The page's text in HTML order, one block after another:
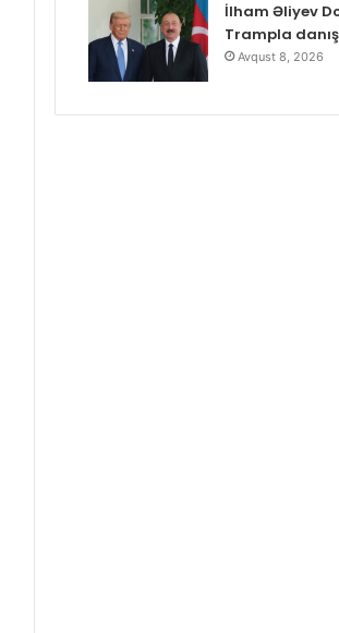
İlham Əliyev
Trampla
Avqust 8, 2026